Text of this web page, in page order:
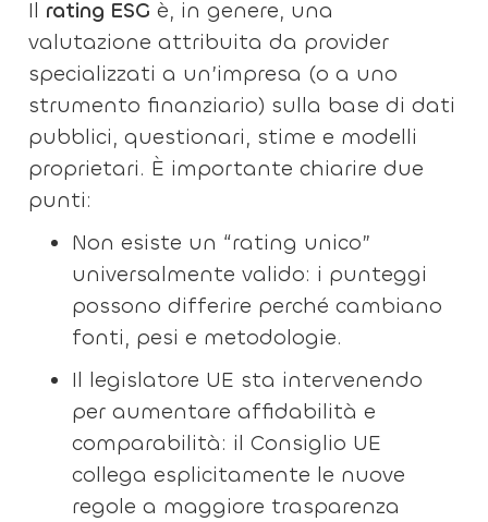
Il rating ESG è, in genere, una
valutazione attribuita da provider
specializzati a un’impresa (o a uno
strumento finanziario) sulla base di dati
pubblici, questionari, stime e modelli
proprietari. È importante chiarire due
punti:
Non esiste un “rating unico”
universalmente valido: i punteggi
possono differire perché cambiano
fonti, pesi e metodologie.
Il legislatore UE sta intervenendo
per aumentare affidabilità e
comparabilità: il Consiglio UE
collega esplicitamente le nuove
regole a maggiore trasparenza